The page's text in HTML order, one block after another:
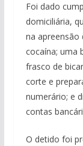
Foi dado
domiciliária,
na apreensão
cocaína; uma
frasco de
corte e
numerário; e
contas
O detido foi